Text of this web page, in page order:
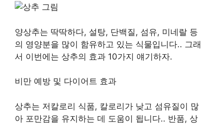
양상추는 딱딱하다, 설탕, 단백질, 섬유, 미네랄 등
의 영양분을 많이 함유하고 있는 식물입니다.. 그래
서 이번에는 상추의 효과 10가지 얘기하자.
비만 예방 및 다이어트 효과
상추는 저칼로리 식품, 칼로리가 낮고 섬유질이 많
아 포만감을 유지하는 데 도움이 됩니다.. 반품, 상